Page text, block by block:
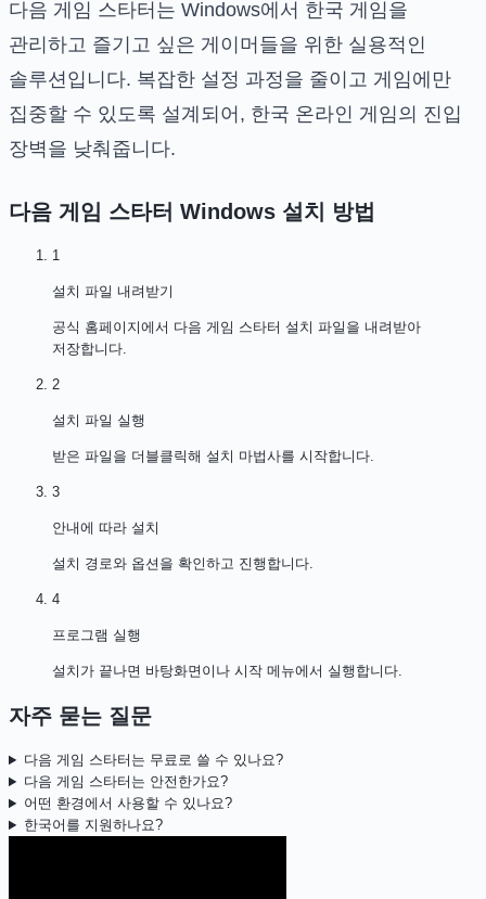
다음 게임 스타터는 Windows에서 한국 게임을
관리하고 즐기고 싶은 게이머들을 위한 실용적인
솔루션입니다. 복잡한 설정 과정을 줄이고 게임에만
집중할 수 있도록 설계되어, 한국 온라인 게임의 진입
장벽을 낮춰줍니다.
다음 게임 스타터 Windows 설치 방법
1
설치 파일 내려받기
공식 홈페이지에서 다음 게임 스타터 설치 파일을 내려받아
저장합니다.
2
설치 파일 실행
받은 파일을 더블클릭해 설치 마법사를 시작합니다.
3
안내에 따라 설치
설치 경로와 옵션을 확인하고 진행합니다.
4
프로그램 실행
설치가 끝나면 바탕화면이나 시작 메뉴에서 실행합니다.
자주 묻는 질문
다음 게임 스타터는 무료로 쓸 수 있나요?
다음 게임 스타터는 안전한가요?
어떤 환경에서 사용할 수 있나요?
한국어를 지원하나요?